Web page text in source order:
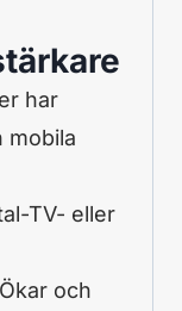
har
mobila
TV- eller
och